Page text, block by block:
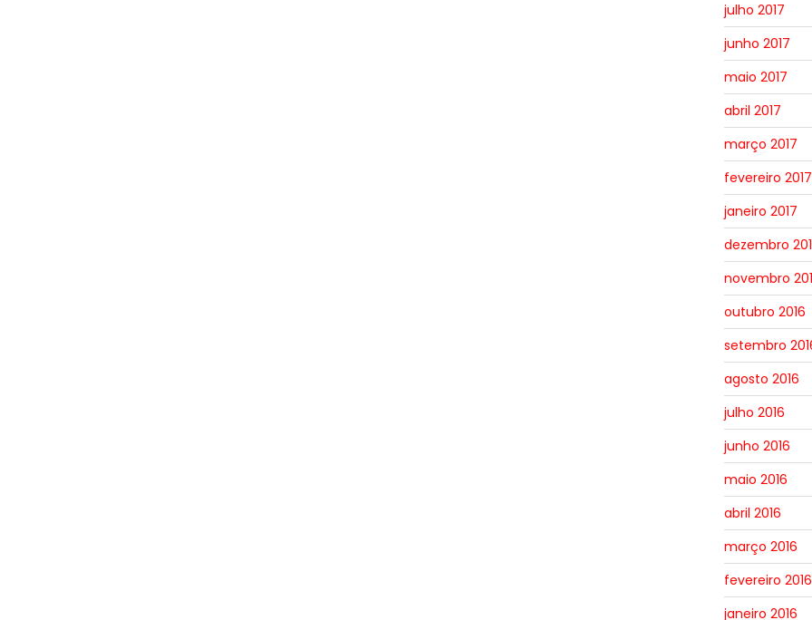
julho 2017
junho 2017
maio 2017
abril 2017
março 2017
fevereiro 2017
janeiro 2017
dezembro
novembro
outubro 2016
setembro
agosto 2016
julho 2016
junho 2016
maio 2016
abril 2016
março 2016
fevereiro 2016
janeiro 2016